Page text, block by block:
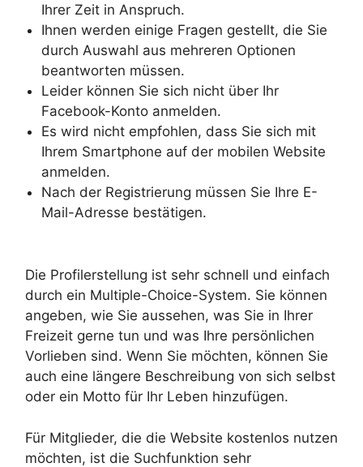
Ihrer Zeit in Anspruch.
Ihnen werden einige Fragen gestellt, die Sie
durch Auswahl aus mehreren Optionen
beantworten müssen.
Leider können Sie sich nicht über Ihr
Facebook-Konto anmelden.
Es wird nicht empfohlen, dass Sie sich mit
Ihrem Smartphone auf der mobilen Website
anmelden.
Nach der Registrierung müssen Sie Ihre E-
Mail-Adresse bestätigen.
Die Profilerstellung ist sehr schnell und einfach
durch ein Multiple-Choice-System. Sie können
angeben, wie Sie aussehen, was Sie in Ihrer
Freizeit gerne tun und was Ihre persönlichen
Vorlieben sind. Wenn Sie möchten, können Sie
auch eine längere Beschreibung von sich selbst
oder ein Motto für Ihr Leben hinzufügen.
Für Mitglieder, die die Website kostenlos nutzen
möchten, ist die Suchfunktion sehr